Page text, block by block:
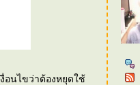
อนไขว่าต้องหยุดใช้